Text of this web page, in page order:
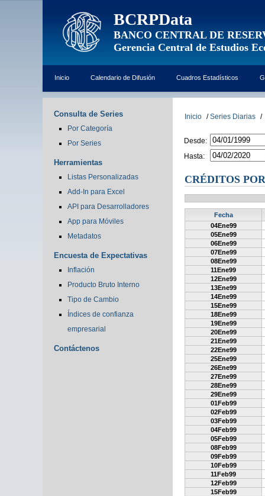
BCRPData
BANCO CENTRAL DE
Gerencia Central de Estudios
Inicio Calendario de Difusión Cuadros Estadísticos
Consulta de Series
Por Categoría
Por Series
Herramientas
Listas Personalizadas
Add-In para Excel
API para Desarrolladores
App para Móviles
Metadatos
Encuesta de Expectativas
Inflación
Producto Bruto Interno
Tipo de Cambio
Índices de confianza
empresarial
Contáctenos
Inicio / Series Diarias /
Desde:
Hasta:
CRÉDITOS
Fecha
04Ene99
05Ene99
06Ene99
07Ene99
08Ene99
11Ene99
12Ene99
13Ene99
14Ene99
15Ene99
18Ene99
19Ene99
20Ene99
21Ene99
22Ene99
25Ene99
26Ene99
27Ene99
28Ene99
29Ene99
01Feb99
02Feb99
03Feb99
04Feb99
05Feb99
08Feb99
09Feb99
10Feb99
11Feb99
12Feb99
15Feb99